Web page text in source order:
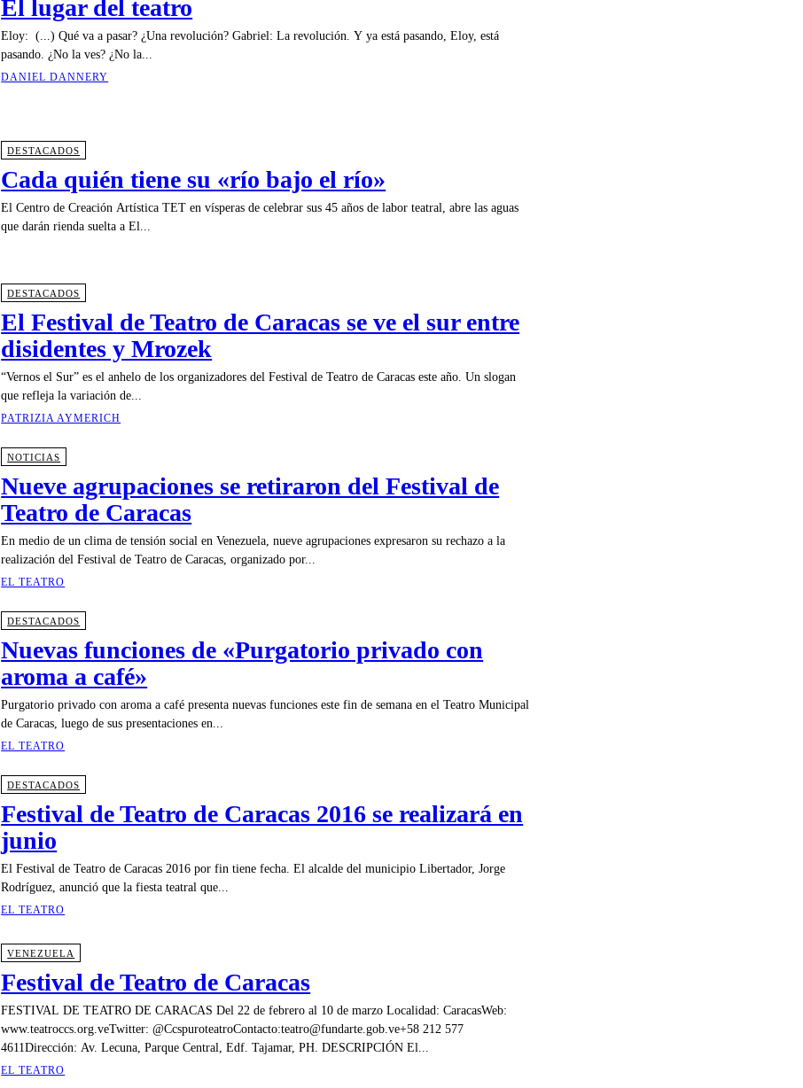
El lugar del teatro
Eloy: (...) Qué va a pasar? ¿Una revolución? Gabriel: La revolución. Y ya está pasando, Eloy, está
pasando. ¿No la ves? ¿No la...
DANIEL DANNERY
DESTACADOS
Cada quién tiene su «río bajo el río»
El Centro de Creación Artística TET en vísperas de celebrar sus 45 años de labor teatral, abre las aguas
que darán rienda suelta a El...
DESTACADOS
El Festival de Teatro de Caracas se ve el sur entre
disidentes y Mrozek
“Vernos el Sur” es el anhelo de los organizadores del Festival de Teatro de Caracas este año. Un slogan
que refleja la variación de...
PATRIZIA AYMERICH
NOTICIAS
Nueve agrupaciones se retiraron del Festival de
Teatro de Caracas
En medio de un clima de tensión social en Venezuela, nueve agrupaciones expresaron su rechazo a la
realización del Festival de Teatro de Caracas, organizado por...
EL TEATRO
DESTACADOS
Nuevas funciones de «Purgatorio privado con
aroma a café»
Purgatorio privado con aroma a café presenta nuevas funciones este fin de semana en el Teatro Municipal
de Caracas, luego de sus presentaciones en...
EL TEATRO
DESTACADOS
Festival de Teatro de Caracas 2016 se realizará en
junio
El Festival de Teatro de Caracas 2016 por fin tiene fecha. El alcalde del municipio Libertador, Jorge
Rodríguez, anunció que la fiesta teatral que...
EL TEATRO
VENEZUELA
Festival de Teatro de Caracas
FESTIVAL DE TEATRO DE CARACAS Del 22 de febrero al 10 de marzo Localidad: CaracasWeb:
www.teatroccs.org.veTwitter: @CcspuroteatroContacto:teatro@fundarte.gob.ve+58 212 577
4611Dirección: Av. Lecuna, Parque Central, Edf. Tajamar, PH. DESCRIPCIÓN El...
EL TEATRO